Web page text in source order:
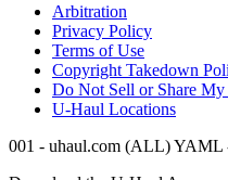
Arbitration
Privacy Policy
Terms of Use
Copyright Takedown
Do Not Sell or Share
U-Haul Locations
001 - uhaul.com (ALL) YAML